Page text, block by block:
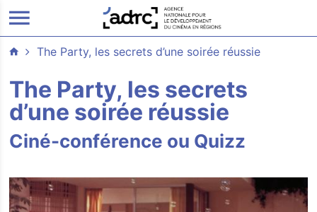
ALLER AU CONTENU PRINCIPAL
The Party, les secrets d’une soirée réussie
The Party, les secrets
d’une soirée réussie
Ciné-conférence ou Quizz